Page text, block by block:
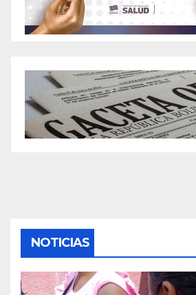
NOTICIAS